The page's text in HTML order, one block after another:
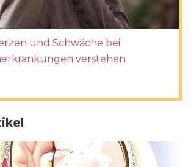
und Schwäche bei
verstehen